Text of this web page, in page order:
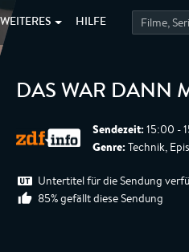
WEITERES HILFE
DAS WAR DANN
Sendezeit: 15:00 -
Genre: Technik,
Untertitel für die Sendung
85% gefällt diese Sendung